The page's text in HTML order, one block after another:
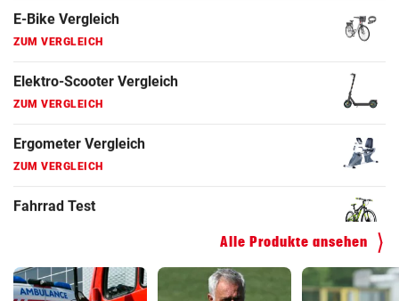
ZUM VERGLEICH
ZUM VERGLEICH
ZUM VERGLEICH
ZUM VERGLEICH
Alle Produkte ansehen